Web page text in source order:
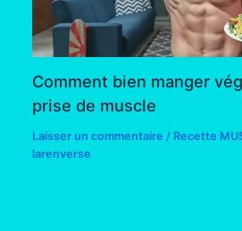
Comment bien manger
prise de muscle
Laisser un commentaire / Recette
larenverse